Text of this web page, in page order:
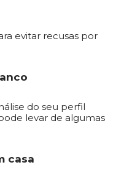
evitar recusas por
do seu perfil
levar de algumas
casa